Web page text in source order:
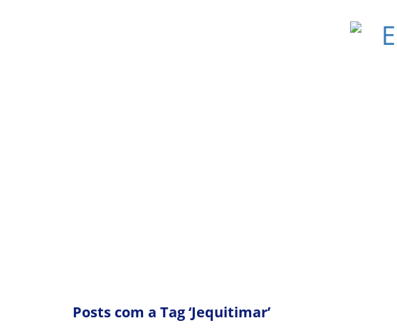
Posts com a Tag ‘Jequitimar’